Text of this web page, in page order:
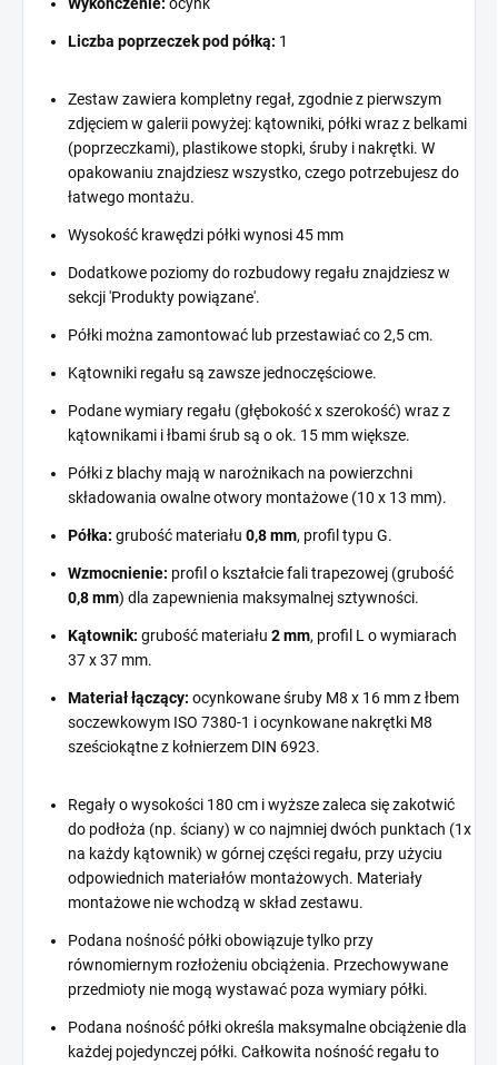
Liczba poprzeczek pod półką: 1
Zestaw zawiera kompletny regał, zgodnie z pierwszym
zdjęciem w galerii powyżej: kątowniki, półki wraz z belkami
(poprzeczkami), plastikowe stopki, śruby i nakrętki. W
opakowaniu znajdziesz wszystko, czego potrzebujesz do
łatwego montażu.
Wysokość krawędzi półki wynosi 45 mm
Dodatkowe poziomy do rozbudowy regału znajdziesz w
sekcji 'Produkty powiązane'.
Półki można zamontować lub przestawiać co 2,5 cm.
Kątowniki regału są zawsze jednoczęściowe.
Podane wymiary regału (głębokość x szerokość) wraz z
kątownikami i łbami śrub są o ok. 15 mm większe.
Półki z blachy mają w narożnikach na powierzchni
składowania owalne otwory montażowe (10 x 13 mm).
Półka: grubość materiału 0,8 mm, profil typu G.
Wzmocnienie: profil o kształcie fali trapezowej (grubość
0,8 mm) dla zapewnienia maksymalnej sztywności.
Kątownik: grubość materiału 2 mm, profil L o wymiarach
37 x 37 mm.
Materiał łączący: ocynkowane śruby M8 x 16 mm z łbem
soczewkowym ISO 7380-1 i ocynkowane nakrętki M8
sześciokątne z kołnierzem DIN 6923.
Regały o wysokości 180 cm i wyższe zaleca się zakotwić
do podłoża (np. ściany) w co najmniej dwóch punktach (1x
na każdy kątownik) w górnej części regału, przy użyciu
odpowiednich materiałów montażowych. Materiały
montażowe nie wchodzą w skład zestawu.
Podana nośność półki obowiązuje tylko przy
równomiernym rozłożeniu obciążenia. Przechowywane
przedmioty nie mogą wystawać poza wymiary półki.
Podana nośność półki określa maksymalne obciążenie dla
każdej pojedynczej półki. Całkowita nośność regału to